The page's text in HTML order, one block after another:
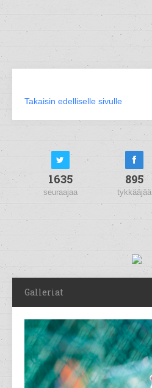
Takaisin edelliselle sivulle
1635
seuraajaa
895
tykkääjää
Galleriat